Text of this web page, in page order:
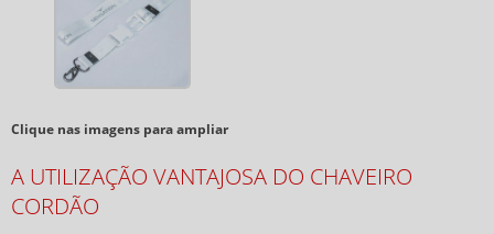
Clique nas imagens para ampliar
A UTILIZAÇÃO VANTAJOSA DO CHAVEIRO
CORDÃO